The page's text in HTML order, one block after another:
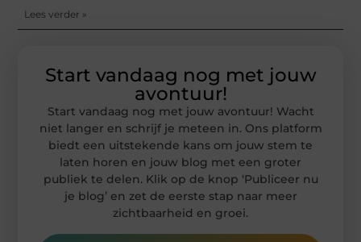
Lees verder »
Start vandaag nog met jouw
avontuur!
Start vandaag nog met jouw avontuur! Wacht
niet langer en schrijf je meteen in. Ons platform
biedt een uitstekende kans om jouw stem te
laten horen en jouw blog met een groter
publiek te delen. Klik op de knop ‘Publiceer nu
je blog’ en zet de eerste stap naar meer
zichtbaarheid en groei.